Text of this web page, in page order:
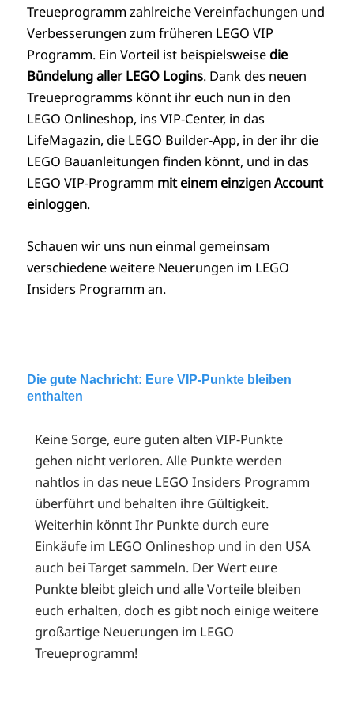
Treueprogramm zahlreiche Vereinfachungen und
Verbesserungen zum früheren LEGO VIP
Programm. Ein Vorteil ist beispielsweise die
Bündelung aller LEGO Logins. Dank des neuen
Treueprogramms könnt ihr euch nun in den
LEGO Onlineshop, ins VIP-Center, in das
LifeMagazin, die LEGO Builder-App, in der ihr die
LEGO Bauanleitungen finden könnt, und in das
LEGO VIP-Programm mit einem einzigen Account
einloggen.
Schauen wir uns nun einmal gemeinsam
verschiedene weitere Neuerungen im LEGO
Insiders Programm an.
Die gute Nachricht: Eure VIP-Punkte bleiben
enthalten
Keine Sorge, eure guten alten VIP-Punkte
gehen nicht verloren. Alle Punkte werden
nahtlos in das neue LEGO Insiders Programm
überführt und behalten ihre Gültigkeit.
Weiterhin könnt Ihr Punkte durch eure
Einkäufe im LEGO Onlineshop und in den USA
auch bei Target sammeln. Der Wert eure
Punkte bleibt gleich und alle Vorteile bleiben
euch erhalten, doch es gibt noch einige weitere
großartige Neuerungen im LEGO
Treueprogramm!